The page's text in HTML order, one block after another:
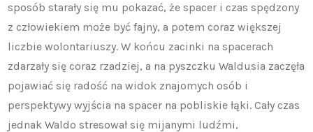
sposób starały się mu pokazać, że spacer i czas spędzony
z człowiekiem może być fajny, a potem coraz większej
liczbie wolontariuszy. W końcu zacinki na spacerach
zdarzały się coraz rzadziej, a na pyszczku Waldusia zaczęła
pojawiać się radość na widok znajomych osób i
perspektywy wyjścia na spacer na pobliskie łąki. Cały czas
jednak Waldo stresował się mijanymi ludźmi,